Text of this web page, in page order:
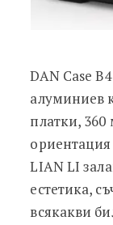
DAN Case
алуминиев
платки, 360
LIAN LI
естетика,
всякакви